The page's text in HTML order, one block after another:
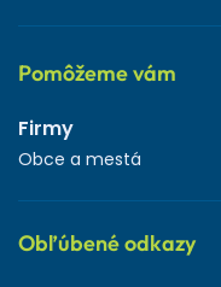
Pomôžeme vám
Firmy
Obce a mestá
Obľúbené odkazy